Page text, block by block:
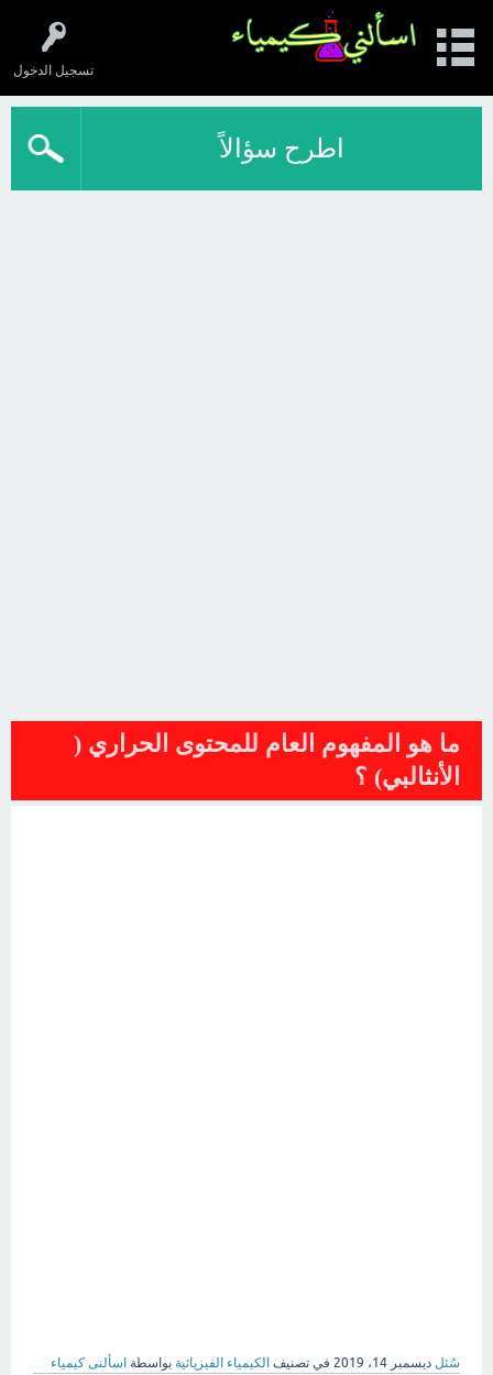
تسجيل الدخول
اطرح سؤالاً
ما هو المفهوم العام للمحتوى الحراري (
الأنثالبي) ؟
سُئل ديسمبر 14، 2019 في تصنيف الكيمياء الفيزيائية بواسطة اسألنى كيمياء